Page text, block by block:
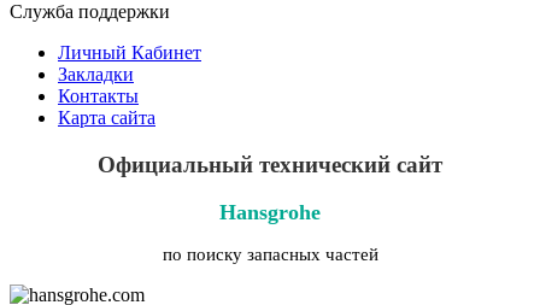
Служба поддержки
Личный Кабинет
Закладки
Контакты
Карта сайта
Официальный технический сайт
Hansgrohe
по поиску запасных частей